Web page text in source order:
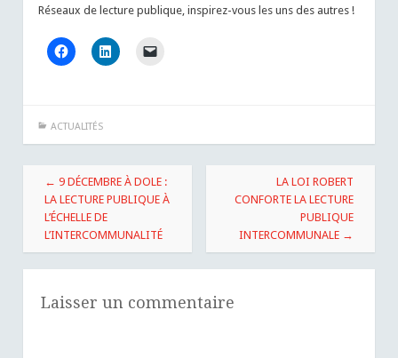
Réseaux de lecture publique, inspirez-vous les uns des autres !
ACTUALITÉS
Navigation
des
articles
← 9 DÉCEMBRE À DOLE :
LA LECTURE PUBLIQUE À
L’ÉCHELLE DE
L’INTERCOMMUNALITÉ
LA LOI ROBERT
CONFORTE LA LECTURE
PUBLIQUE
INTERCOMMUNALE →
Laisser un commentaire